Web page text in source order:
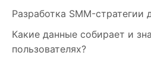
Разработка SMM-стратегии
Какие данные собирает и
пользователях?